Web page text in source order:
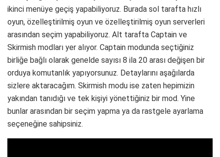
ikinci menüye geçiş yapabiliyoruz. Burada sol tarafta hızlı
oyun, özelleştirilmiş oyun ve özelleştirilmiş oyun serverleri
arasından seçim yapabiliyoruz. Alt tarafta Captain ve
Skirmish modları yer alıyor. Captain modunda seçtiğiniz
birliğe bağlı olarak genelde sayısı 8 ila 20 arası değişen bir
orduya komutanlık yapıyorsunuz. Detaylarını aşağılarda
sizlere aktaracağım. Skirmish modu ise zaten hepimizin
yakından tanıdığı ve tek kişiyi yönettiğiniz bir mod. Yine
bunlar arasından bir seçim yapma ya da rastgele ayarlama
seçeneğine sahipsiniz.